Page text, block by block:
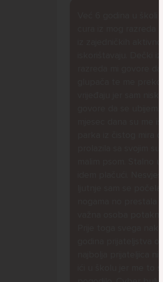
cura iz mog razreda
iz zajedničkih
glupača te me preko
vrijeđaju jer sam